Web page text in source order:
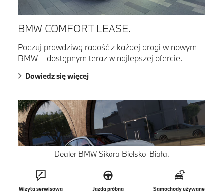
BMW COMFORT LEASE.
Poczuj prawdziwą radość z każdej drogi w nowym
BMW – dostępnym teraz w najlepszej ofercie.
Dowiedz się więcej
Dealer BMW Sikora Bielsko-Biała.
Wizyta serwisowa Jazda próbna Samochody używane